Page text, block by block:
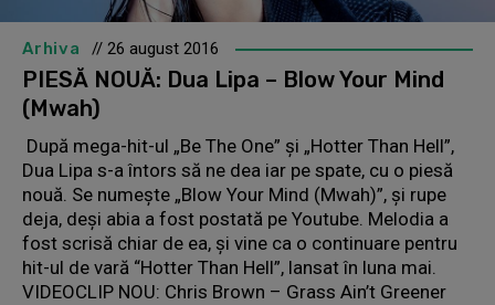
Arhiva // 26 august 2016
PIESĂ NOUĂ: Dua Lipa – Blow Your Mind
(Mwah)
După mega-hit-ul „Be The One” şi „Hotter Than Hell”,
Dua Lipa s-a întors să ne dea iar pe spate, cu o piesă
nouă. Se numeşte „Blow Your Mind (Mwah)”, şi rupe
deja, deşi abia a fost postată pe Youtube. Melodia a
fost scrisă chiar de ea, şi vine ca o continuare pentru
hit-ul de vară “Hotter Than Hell”, lansat în luna mai.
VIDEOCLIP NOU: Chris Brown – Grass Ain’t Greener